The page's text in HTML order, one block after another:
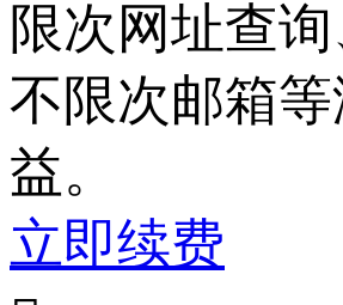
限次 网址查询
不限次邮箱
益。
立即续费